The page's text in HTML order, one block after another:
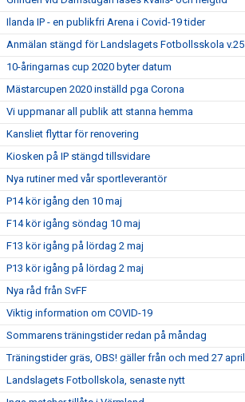
Ilanda IP - en publikfri Arena i Covid-19 tider
Anmälan stängd för Landslagets Fotbollsskola v.25
10-åringarnas cup 2020 byter datum
Mästarcupen 2020 inställd pga Corona
Vi uppmanar all publik att stanna hemma
Kansliet flyttar för renovering
Kiosken på IP stängd tillsvidare
Nya rutiner med vår sportleverantör
P14 kör igång den 10 maj
F14 kör igång söndag 10 maj
F13 kör igång på lördag 2 maj
P13 kör igång på lördag 2 maj
Nya råd från SvFF
Viktig information om COVID-19
Sommarens träningstider redan på måndag
Träningstider gräs, OBS! gäller från och med 27 april
Landslagets Fotbollskola, senaste nytt